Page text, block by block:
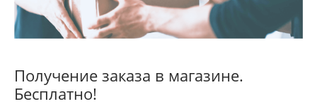
Получение заказа в магазине.
Бесплатно!